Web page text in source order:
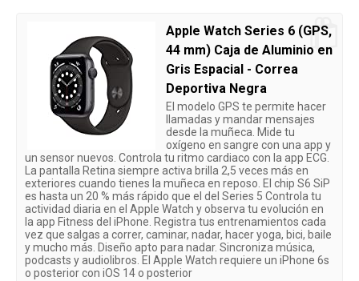
Apple Watch Series 6 (GPS,
44 mm) Caja de Aluminio en
Gris Espacial - Correa
Deportiva Negra
El modelo GPS te permite hacer
llamadas y mandar mensajes
desde la muñeca. Mide tu
oxígeno en sangre con una app y
un sensor nuevos. Controla tu ritmo cardiaco con la app ECG.
La pantalla Retina siempre activa brilla 2,5 veces más en
exteriores cuando tienes la muñeca en reposo. El chip S6 SiP
es hasta un 20 % más rápido que el del Series 5 Controla tu
actividad diaria en el Apple Watch y observa tu evolución en
la app Fitness del iPhone. Registra tus entrenamientos cada
vez que salgas a correr, caminar, nadar, hacer yoga, bici, baile
y mucho más. Diseño apto para nadar. Sincroniza música,
podcasts y audiolibros. El Apple Watch requiere un iPhone 6s
o posterior con iOS 14 o posterior